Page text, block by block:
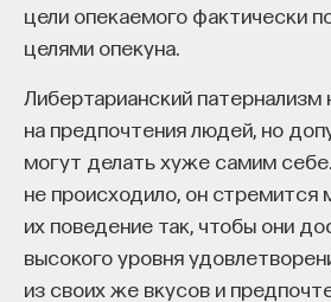
цели опекаемого фактически
целями опекуна.
Либертарианский патернализм
на предпочтения людей, но
могут делать хуже самим
не происходило, он
их поведение так, чтобы они
высокого уровня
из своих же вкусов и